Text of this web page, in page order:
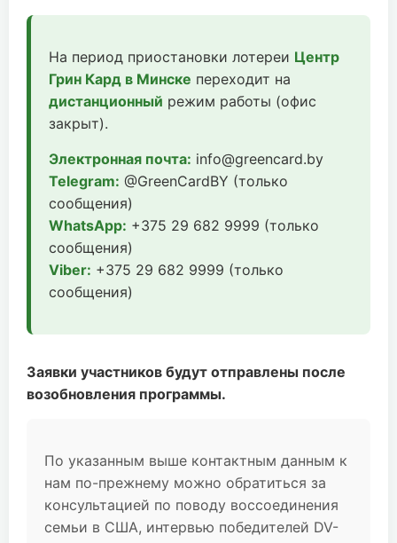
На период приостановки лотереи Центр
Грин Кард в Минске переходит на
дистанционный режим работы (офис
закрыт).
Электронная почта: info@greencard.by
Telegram: @GreenCardBY (только
сообщения)
WhatsApp: +375 29 682 9999 (только
сообщения)
Viber: +375 29 682 9999 (только
сообщения)
Заявки участников будут отправлены после
возобновления программы.
По указанным выше контактным данным к
нам по-прежнему можно обратиться за
консультацией по поводу воссоединения
семьи в США, интервью победителей DV-